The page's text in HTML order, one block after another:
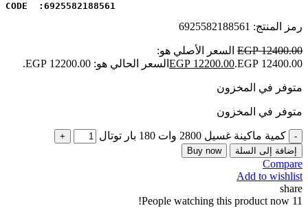
CODE  :6925582188561
رمز المنتج: 6925582188561
EGP12400.00
السعر الأصلي هو:
EGP 12400.00.
EGP 12200.00 السعر الحالي هو: EGP 12200.00.
متوفر في المخزون
متوفر في المخزون
كمية ماكينة غسيل 2800 وات 180 بار توتال
إضافة إلى السلة Buy now
Compare
Add to wishlist
share
11
People watching this product now!